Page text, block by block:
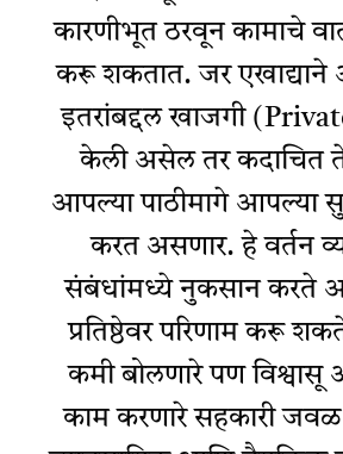
कारणीभूत ठरवून कामाचे
करू शकतात. जर एखाद्याने
इतरांबद्दल खाजगी
केली असेल तर कदाचित
आपल्या पाठीमागे आपल्या
करत असणार. हे वर्तन
संबंधांमध्ये नुकसान करते
प्रतिष्ठेवर परिणाम करू
कमी बोलणारे पण
काम करणारे सहकारी